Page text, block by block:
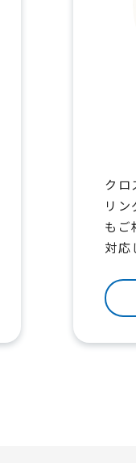
クロ
リ
もご
対応